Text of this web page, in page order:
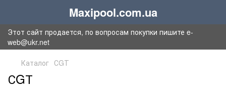
Maxipool.com.ua
Этот сайт продается, по вопросам покупки пишите e-
web@ukr.net
Каталог СGТ
СGТ